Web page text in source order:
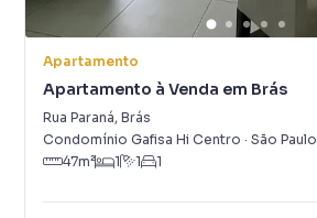
Apartamento
Apartamento à Venda em Brás
Rua Paraná, Brás
Condomínio Gafisa Hi Centro · São Paulo
47m² 1 1 1